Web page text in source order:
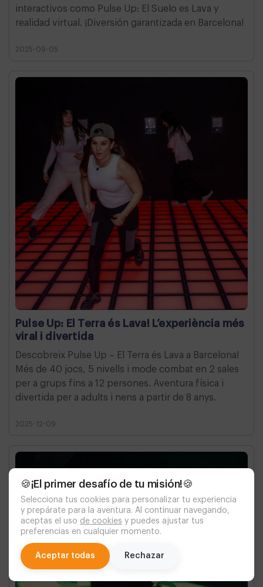
🍪¡El primer desafío de tu misión!🍪
Selecciona tus cookies para personalizar tu experiencia
y prepárate para la aventura. Al continuar navegando,
aceptas el uso de cookies y puedes ajustar tus
preferencias en cualquier momento.
Aceptar todas Rechazar
interactivos como Pulse Up: El Suelo es Lava y
realidad virtual. ¡Diversión garantizada en Barcelona!
2025-09-05
Pulse Up: El Terra és Lava! L’experiència més
viral i divertida
Descobreix Pulse Up – El Terra és Lava a Barcelona!
Més de 40 jocs, 5 nivells i mode combat en 2 sales
per a grups fins a 12 persones. Aventura física i
divertida per a adults i nens a partir de 8 anys.
2025-12-09